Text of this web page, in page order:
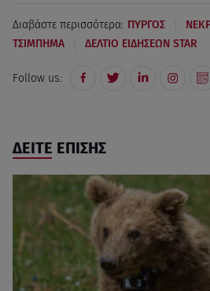
Διαβάστε περισσότερα: ΠΥΡΓΟΣ
ΤΣΙΜΠΗΜΑ ΔΕΛΤΙΟ ΕΙΔΗΣΕΩΝ STAR
Follow us:
ΔΕΙΤΕ ΕΠΙΣΗΣ